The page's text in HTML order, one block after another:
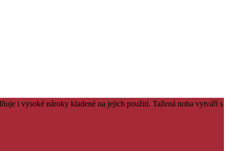
i vysoké nároky kladené na jejich použití. Tažená noha vytváří s